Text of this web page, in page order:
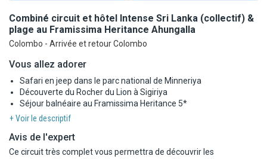
Combiné circuit et hôtel Intense Sri Lanka (collectif) &
plage au Framissima Heritance Ahungalla
Colombo - Arrivée et retour Colombo
Vous allez adorer
Safari en jeep dans le parc national de Minneriya
Découverte du Rocher du Lion à Sigiriya
Séjour balnéaire au Framissima Heritance 5*
+ Voir le descriptif
Avis de l'expert
Ce circuit très complet vous permettra de découvrir les